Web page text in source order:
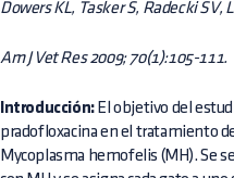
Dowers KL, Tasker S, Radecki SV,
Am J Vet Res 2009; 70(1):105-111.
Introducción:El objetivo del
pradofloxacina en el tratamiento
Mycoplasma hemofelis (MH). Se